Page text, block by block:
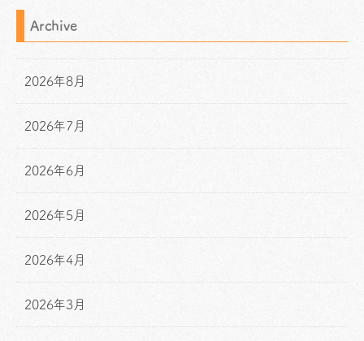
Archive
2026年8月
2026年7月
2026年6月
2026年5月
2026年4月
2026年3月